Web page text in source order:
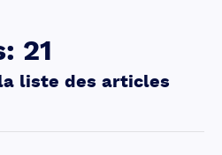
: 21
liste des articles